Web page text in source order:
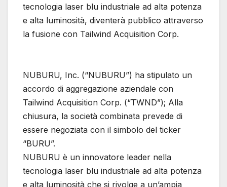
tecnologia laser blu industriale ad alta potenza
e alta luminosità, diventerà pubblico attraverso
la fusione con Tailwind Acquisition Corp.
NUBURU, Inc. (“NUBURU”) ha stipulato un
accordo di aggregazione aziendale con
Tailwind Acquisition Corp. (“TWND”); Alla
chiusura, la società combinata prevede di
essere negoziata con il simbolo del ticker
“BURU”.
NUBURU è un innovatore leader nella
tecnologia laser blu industriale ad alta potenza
e alta luminosità che si rivolge a un’ampia